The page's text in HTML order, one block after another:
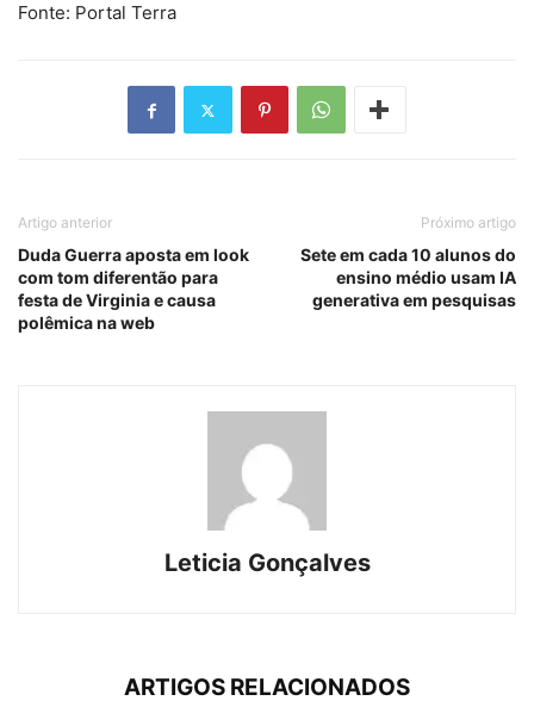
Fonte: Portal Terra
Artigo anterior
Duda Guerra aposta em look
com tom diferentão para
festa de Virginia e causa
polêmica na web
Próximo artigo
Sete em cada 10 alunos do
ensino médio usam IA
generativa em pesquisas
Leticia Gonçalves
ARTIGOS RELACIONADOS